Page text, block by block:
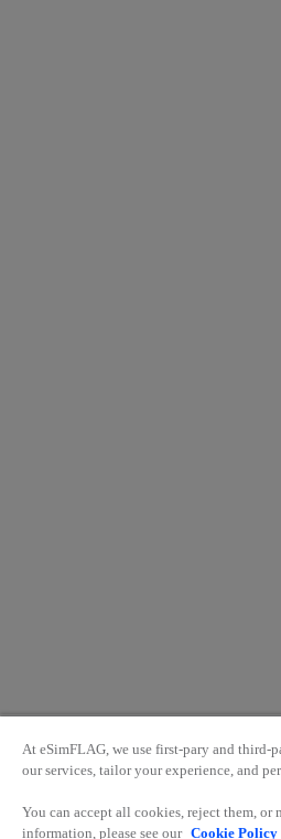
At eSimFLAG, we use first-pary and third-
our services, tailor your experience, and
You can accept all cookies, reject them,
information, please see our Cookie Policy